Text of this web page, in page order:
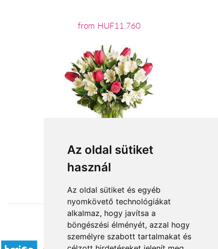
Az oldal sütiket
használ
Az oldal sütiket és egyéb
nyomkövető technológiákat
alkalmaz, hogy javítsa a
böngészési élményét, azzal hogy
személyre szabott tartalmakat és
from HUF11,760
from HUF30,000
Accepted payment methods